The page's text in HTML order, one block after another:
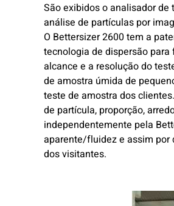
São exibidos o analisador
análise de partículas por
O Bettersizer 2600 tem a
tecnologia de dispersão
alcance e a resolução do
de amostra úmida de
teste de amostra dos
de partícula, proporção,
independentemente pela
aparente/fluidez e assim por
dos visitantes.